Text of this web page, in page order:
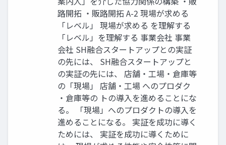
路開拓 ・販路開拓 A-2 現場が求める
「レベル」 現場が求める を理解する
「レベル」を理解する 事業会社 事業
会社 SH融合スタートアップとの実証
の先には、 SH融合スタートアップと
の実証の先には、 店舗・工場・倉庫等
の「現場」 店舗・工場 へのプロダク
・倉庫等の トの導入を進めることにな
る。 「現場」へのプロダクトの導入を
進めることになる。 実証を成功に導く
ためには、 実証を成功に導くために